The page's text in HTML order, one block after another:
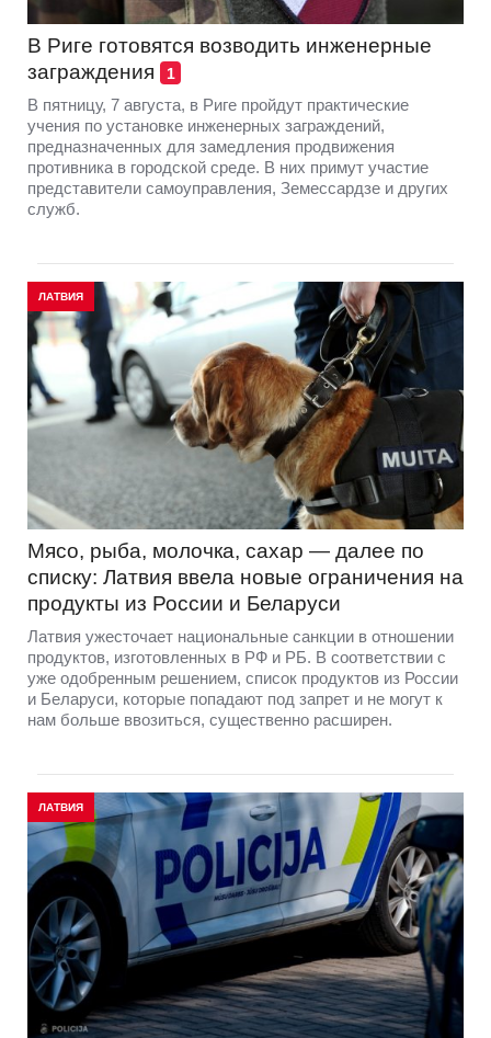
В Риге готовятся возводить инженерные
заграждения
1
В пятницу, 7 августа, в Риге пройдут практические
учения по установке инженерных заграждений,
предназначенных для замедления продвижения
противника в городской среде. В них примут участие
представители самоуправления, Земессардзе и других
служб.
ЛАТВИЯ
Мясо, рыба, молочка, сахар — далее по
списку: Латвия ввела новые ограничения на
продукты из России и Беларуси
Латвия ужесточает национальные санкции в отношении
продуктов, изготовленных в РФ и РБ. В соответствии с
уже одобренным решением, список продуктов из России
и Беларуси, которые попадают под запрет и не могут к
нам больше ввозиться, существенно расширен.
ЛАТВИЯ